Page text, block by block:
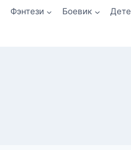
Фэнтези Боевик